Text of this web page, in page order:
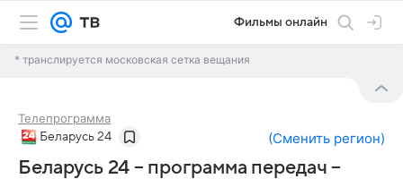
Фильмы онлайн
* транслируется московская сетка вещания
Телепрограмма
Беларусь 24 (Сменить регион)
Беларусь 24 – программа передач –